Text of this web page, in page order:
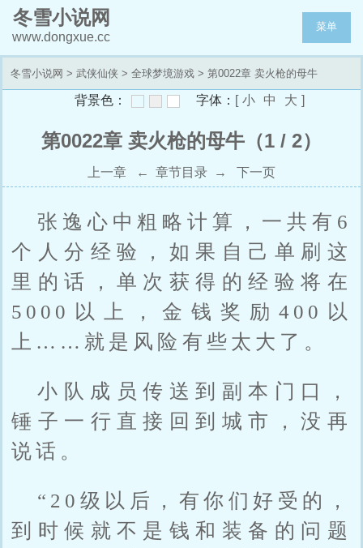
冬雪小说网
www.dongxue.cc
菜单
冬雪小说网 > 武侠仙侠 > 全球梦境游戏 > 第0022章 卖火枪的母牛
背景色： 字体： [ 小 中 大 ]
第0022章 卖火枪的母牛（1 / 2）
上一章 ← 章节目录 → 下一页
张逸心中粗略计算，一共有6
个人分经验，如果自己单刷这
里的话，单次获得的经验将在
5000以上，金钱奖励400以
上……就是风险有些太大了。
小队成员传送到副本门口，
锤子一行直接回到城市，没再
说话。
“20级以后，有你们好受的，
到时候就不是钱和装备的问题